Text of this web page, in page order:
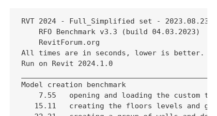
RVT 2024 - Full_Simplified set - 2023.08.23
    RFO Benchmark v3.3 (build 04.03.2023)
    RevitForum.org
All times are in seconds, lower is better.
Run on Revit 2024.1.0
Model creation benchmark
7.55   opening and loading the custom
15.11   creating the floors levels and